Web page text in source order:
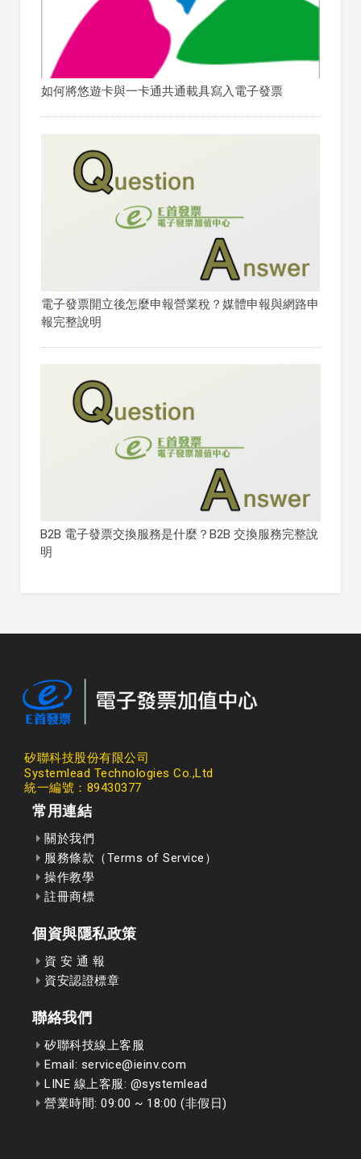
如何將悠遊卡與一卡通共通載具寫入電子發票
電子發票開立後怎麼申報營業稅？媒體申報與網路申
報完整說明
B2B 電子發票交換服務是什麼？B2B 交換服務完整說
明
矽聯科技股份有限公司
Systemlead Technologies Co.,Ltd
統一編號：89430377
常用連結
關於我們
服務條款（Terms of Service）
操作教學
註冊商標
個資與隱私政策
資 安 通 報
資安認證標章
聯絡我們
矽聯科技線上客服
Email: service@ieinv.com
LINE 線上客服: @systemlead
營業時間: 09:00 ~ 18:00 (非假日)